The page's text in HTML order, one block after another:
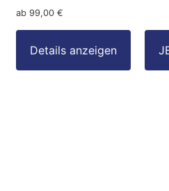
ab 99,00 €